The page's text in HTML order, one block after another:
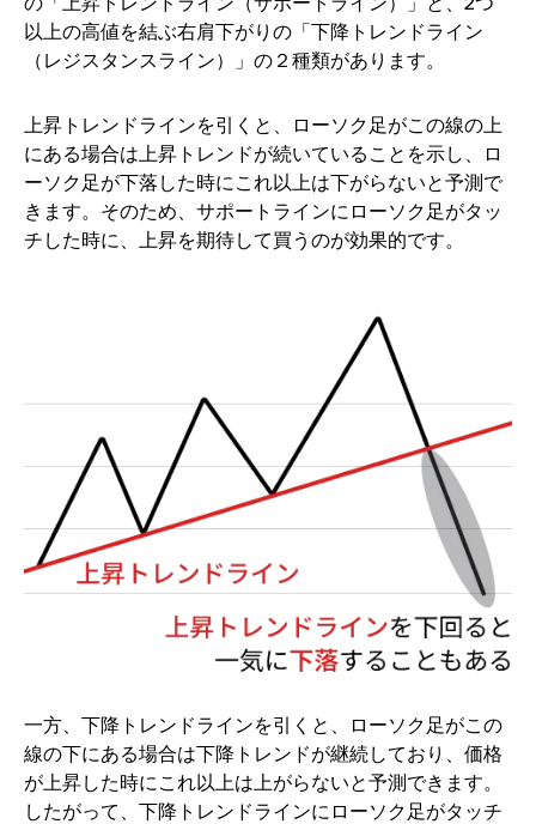
以上の高値を結ぶ右肩下がりの「下降トレンドライン
（レジスタンスライン）」の２種類があります。
上昇トレンドラインを引くと、ローソク足がこの線の上
にある場合は上昇トレンドが続いていることを示し、ロ
ーソク足が下落した時にこれ以上は下がらないと予測で
きます。そのため、サポートラインにローソク足がタッ
チした時に、上昇を期待して買うのが効果的です。
一方、下降トレンドラインを引くと、ローソク足がこの
線の下にある場合は下降トレンドが継続しており、価格
が上昇した時にこれ以上は上がらないと予測できます。
したがって、下降トレンドラインにローソク足がタッチ